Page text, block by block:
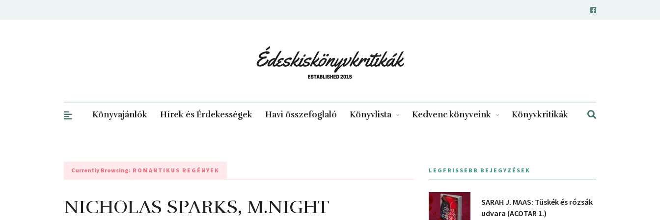
Könyvajánlók Hírek és Érdekességek Havi összefoglaló Könyvlista Kedvenc könyveink Könyvkritikák
Currently Browsing: ROMANTIKUS REGÉNYEK
NICHOLAS SPARKS, M.NIGHT
LEGFRISSEBB BEJEGYZÉSEK
SARAH J. MAAS: Tüskék és rózsák
udvara (ACOTAR 1.)